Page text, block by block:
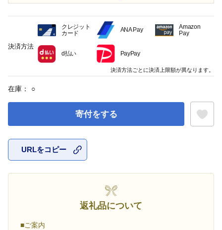
在庫： ○
寄付をする
URLをコピー
返礼品について
■ご案内
決済方法
クレジット
カード
ANA Pay
Amazon
Pay
d払い PayPay
決済方法ごとに決済上限額が異なります。